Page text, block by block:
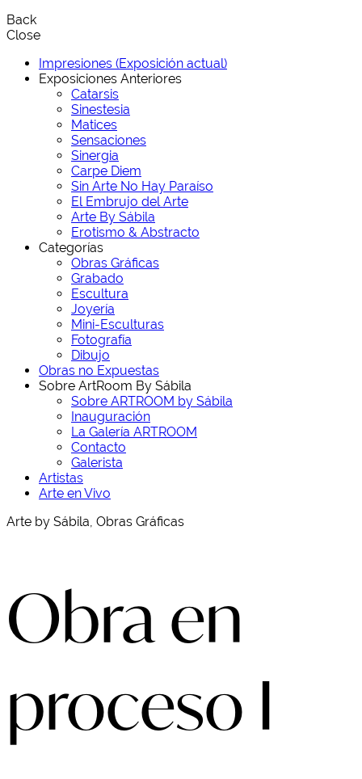
Back
Close
Impresiones (Exposición actual)
Exposiciones Anteriores
Catarsis
Sinestesia
Matices
Sensaciones
Sinergia
Carpe Diem
Sin Arte No Hay Paraíso
El Embrujo del Arte
Arte By Sábila
Erotismo & Abstracto
Categorías
Obras Gráficas
Grabado
Escultura
Joyería
Mini-Esculturas
Fotografía
Dibujo
Obras no Expuestas
Sobre ArtRoom By Sábila
Sobre ARTROOM by Sábila
Inauguración
La Galería ARTROOM
Contacto
Galerista
Artistas
Arte en Vivo
Arte by Sábila, Obras Gráficas
Obra en
proceso I